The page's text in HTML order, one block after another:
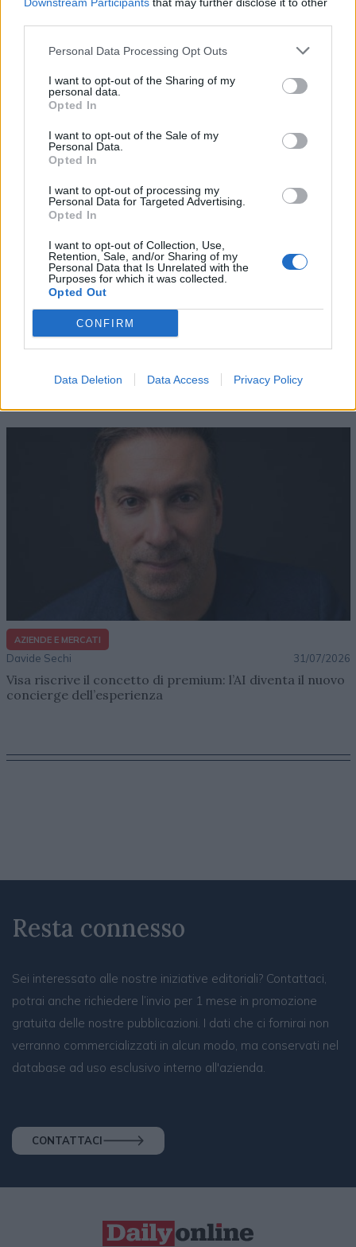
Personal Data Processing Opt Outs
I want to opt-out of the Sharing of my
personal data.
Opted In
I want to opt-out of the Sale of my
Personal Data.
Opted In
I want to opt-out of processing my
Personal Data for Targeted Advertising.
Opted In
I want to opt-out of Collection, Use,
Retention, Sale, and/or Sharing of my
Personal Data that Is Unrelated with the
Purposes for which it was collected.
Opted Out
CONFIRM
Data Deletion Data Access Privacy Policy
Altri articoli che potrebbero piacerti
AZIENDE E MERCATI
Davide Sechi
Lenush Saf costruisce un ecosistema tra creatività,
AZIENDE E MERCATI
Davide Sechi 31/07/2026
Visa riscrive il concetto di premium: l’AI diventa il nuovo
concierge dell’esperienza
Resta connesso
Sei interessato alle nostre iniziative editoriali? Contattaci,
potrai anche richiedere l’invio per 1 mese in promozione
gratuita delle nostre pubblicazioni. I dati che ci fornirai non
verranno commercializzati in alcun modo, ma conservati nel
database ad uso esclusivo interno all'azienda.
CONTATTACI